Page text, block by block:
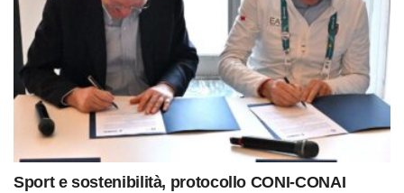
Sport e sostenibilità, protocollo CONI-CONAI